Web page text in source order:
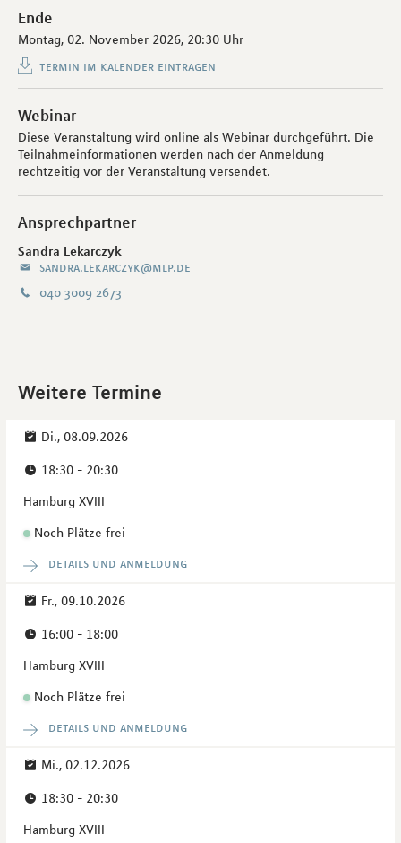
Ende
Montag, 02. November 2026, 20:30 Uhr
termin im kalender eintragen
Webinar
Diese Veranstaltung wird online als Webinar durchgeführt. Die
Teilnahmeinformationen werden nach der Anmeldung
rechtzeitig vor der Veranstaltung versendet.
Ansprechpartner
Sandra Lekarczyk
sandra.lekarczyk@mlp.de
040 3009 2673
Weitere Termine
Di., 08.09.2026
18:30 - 20:30
Hamburg XVIII
Noch Plätze frei
details und anmeldung
Fr., 09.10.2026
16:00 - 18:00
Hamburg XVIII
Noch Plätze frei
details und anmeldung
Mi., 02.12.2026
18:30 - 20:30
Hamburg XVIII